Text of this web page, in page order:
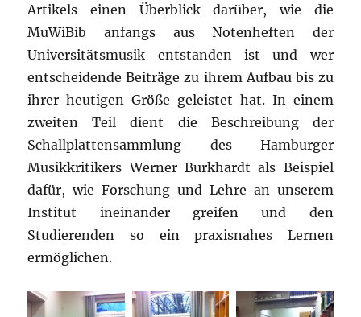
Artikels einen Überblick darüber, wie die
MuWiBib anfangs aus Notenheften der
Universitätsmusik entstanden ist und wer
entscheidende Beiträge zu ihrem Aufbau bis zu
ihrer heutigen Größe geleistet hat. In einem
zweiten Teil dient die Beschreibung der
Schallplattensammlung des Hamburger
Musikkritikers Werner Burkhardt als Beispiel
dafür, wie Forschung und Lehre an unserem
Institut ineinander greifen und den
Studierenden so ein praxisnahes Lernen
ermöglichen.